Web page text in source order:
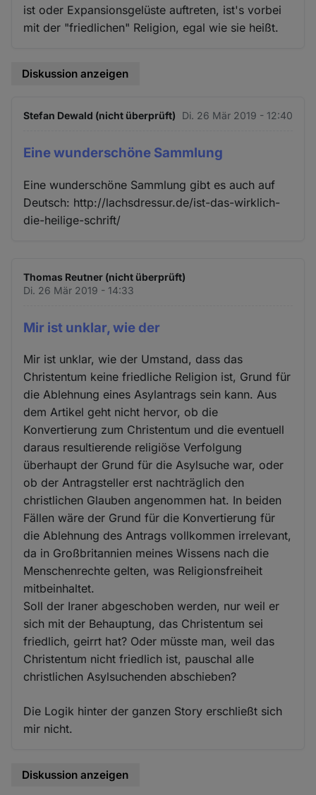
ist oder Expansionsgelüste auftreten, ist's vorbei
mit der "friedlichen" Religion, egal wie sie heißt.
Diskussion anzeigen
Stefan Dewald (nicht überprüft) Di. 26 Mär 2019 - 12:40
Eine wunderschöne Sammlung
Eine wunderschöne Sammlung gibt es auch auf
Deutsch: http://lachsdressur.de/ist-das-wirklich-
die-heilige-schrift/
Thomas Reutner (nicht überprüft)
Di. 26 Mär 2019 - 14:33
Mir ist unklar, wie der
Mir ist unklar, wie der Umstand, dass das
Christentum keine friedliche Religion ist, Grund für
die Ablehnung eines Asylantrags sein kann. Aus
dem Artikel geht nicht hervor, ob die
Konvertierung zum Christentum und die eventuell
daraus resultierende religiöse Verfolgung
überhaupt der Grund für die Asylsuche war, oder
ob der Antragsteller erst nachträglich den
christlichen Glauben angenommen hat. In beiden
Fällen wäre der Grund für die Konvertierung für
die Ablehnung des Antrags vollkommen irrelevant,
da in Großbritannien meines Wissens nach die
Menschenrechte gelten, was Religionsfreiheit
mitbeinhaltet.
Soll der Iraner abgeschoben werden, nur weil er
sich mit der Behauptung, das Christentum sei
friedlich, geirrt hat? Oder müsste man, weil das
Christentum nicht friedlich ist, pauschal alle
christlichen Asylsuchenden abschieben?
Die Logik hinter der ganzen Story erschließt sich
mir nicht.
Diskussion anzeigen